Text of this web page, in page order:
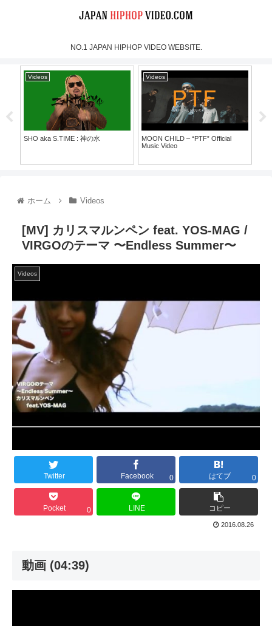
NO.1 JAPAN HIPHOP VIDEO WEBSITE.
Videos
SHO aka S.TIME : 神の水
Videos
MOON CHILD – “PTF” Official
Music Video
ホーム Videos
[MV] カリスマルンペン feat. YOS-MAG /
VIRGOのテーマ 〜Endless Summer〜
Videos
Twitter Facebook 0 はてブ 0
Pocket 0 LINE コピー
2016.08.26
動画 (04:39)